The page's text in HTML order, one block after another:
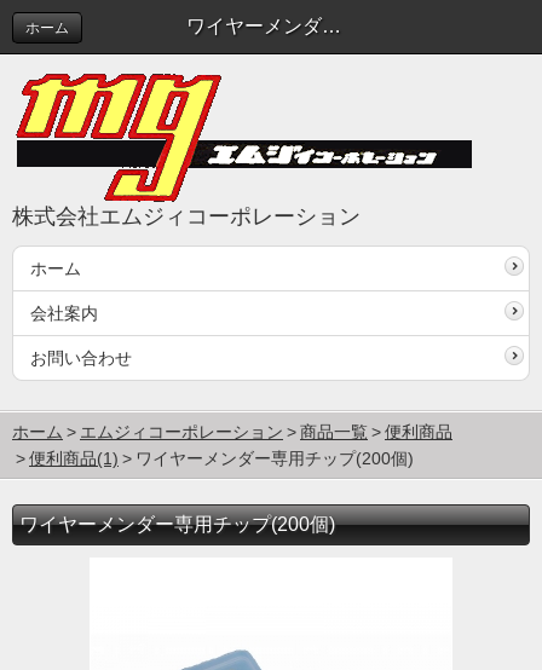
ワイヤーメンダー専用チップ(200個)
ホーム
株式会社エムジィコーポレーション
ホーム
会社案内
お問い合わせ
ホーム エムジィコーポレーション 商品一覧
便利商品
便利商品(1)
ワイヤーメンダー専用チップ(200個)
ワイヤーメンダー専用チップ(200個)